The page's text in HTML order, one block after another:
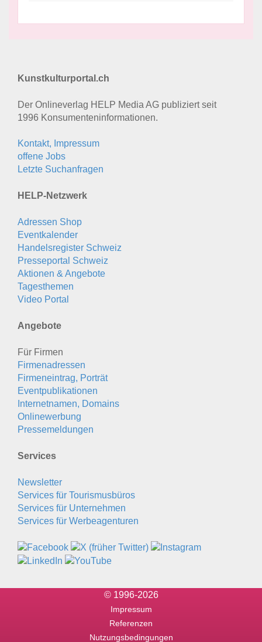
Kunstkulturportal.ch
Der Onlineverlag HELP Media AG publiziert seit
1996 Konsumenten­informationen.
Kontakt, Impressum
offene Jobs
Letzte Suchanfragen
HELP-Netzwerk
Adressen Shop
Eventkalender
Handelsregister Schweiz
Presseportal Schweiz
Aktionen & Angebote
Tagesthemen
Video Portal
Angebote
Für Firmen
Firmenadressen
Firmeneintrag, Porträt
Eventpublikationen
Internetnamen, Domains
Onlinewerbung
Pressemeldungen
Services
Newsletter
Services für Tourismusbüros
Services für Unternehmen
Services für Werbeagenturen
© 1996-2026
Impressum
Referenzen
Nutzungsbedingungen